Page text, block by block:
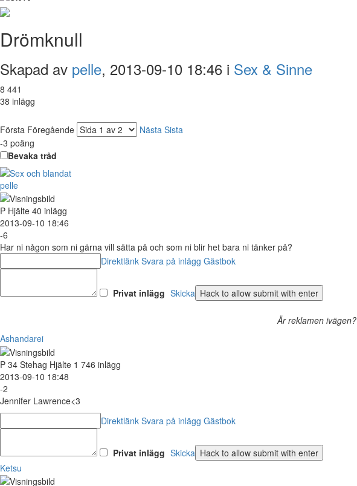
Drömknull
Skapad av pelle, 2013-09-10 18:46 i Sex & Sinne
8 441
38 inlägg
Första Föregående Nästa Sista
-3 poäng
Bevaka tråd
pelle
P Hjälte 40 inlägg
2013-09-10 18:46
-6
Har ni någon som ni gärna vill sätta på och som ni blir het bara ni tänker på?
Direktlänk Svara på inlägg Gästbok
Privat inlägg Skicka
Är reklamen ivägen?
Ashandarei
P 34 Stehag Hjälte 1 746 inlägg
2013-09-10 18:48
-2
Jennifer Lawrence<3
Direktlänk Svara på inlägg Gästbok
Privat inlägg Skicka
Ketsu